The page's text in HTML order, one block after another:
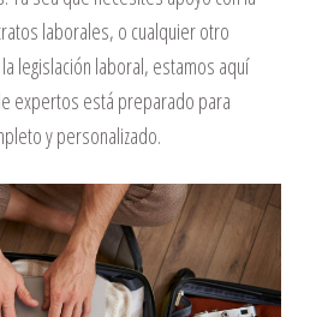
laborales, o cualquier otro
legislación laboral, estamos aquí
expertos está preparado para
y personalizado.